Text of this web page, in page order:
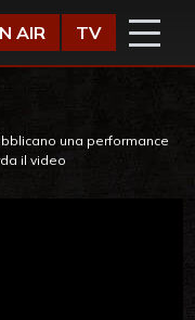
AIR TV
una performance
il video